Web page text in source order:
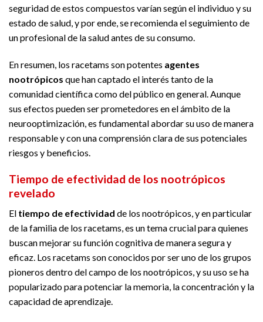
seguridad de estos compuestos varían según el individuo y su
estado de salud, y por ende, se recomienda el seguimiento de
un profesional de la salud antes de su consumo.
En resumen, los racetams son potentes agentes
nootrópicos que han captado el interés tanto de la
comunidad científica como del público en general. Aunque
sus efectos pueden ser prometedores en el ámbito de la
neurooptimización, es fundamental abordar su uso de manera
responsable y con una comprensión clara de sus potenciales
riesgos y beneficios.
Tiempo de efectividad de los nootrópicos
revelado
El tiempo de efectividad de los nootrópicos, y en particular
de la familia de los racetams, es un tema crucial para quienes
buscan mejorar su función cognitiva de manera segura y
eficaz. Los racetams son conocidos por ser uno de los grupos
pioneros dentro del campo de los nootrópicos, y su uso se ha
popularizado para potenciar la memoria, la concentración y la
capacidad de aprendizaje.